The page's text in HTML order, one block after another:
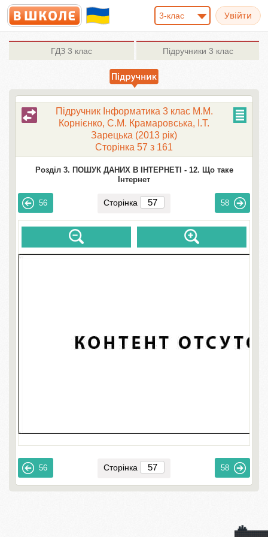
3-клас
ГДЗ 3 клас Підручники 3 клас
Підручник Інформатика 3 клас М.М.
Корнієнко, С.М. Крамаровська, І.Т.
Зарецька (2013 рік)
Сторінка 57 з 161
Розділ 3. ПОШУК ДАНИХ В ІНТЕРНЕТІ - 12. Що таке
Інтернет
56 Сторінка 58
56 Сторінка 58